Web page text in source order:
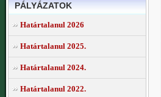
PÁLYÁZATOK
Határtalanul 2026
Határtalanul 2025.
Határtalanul 2024.
Határtalanul 2022.